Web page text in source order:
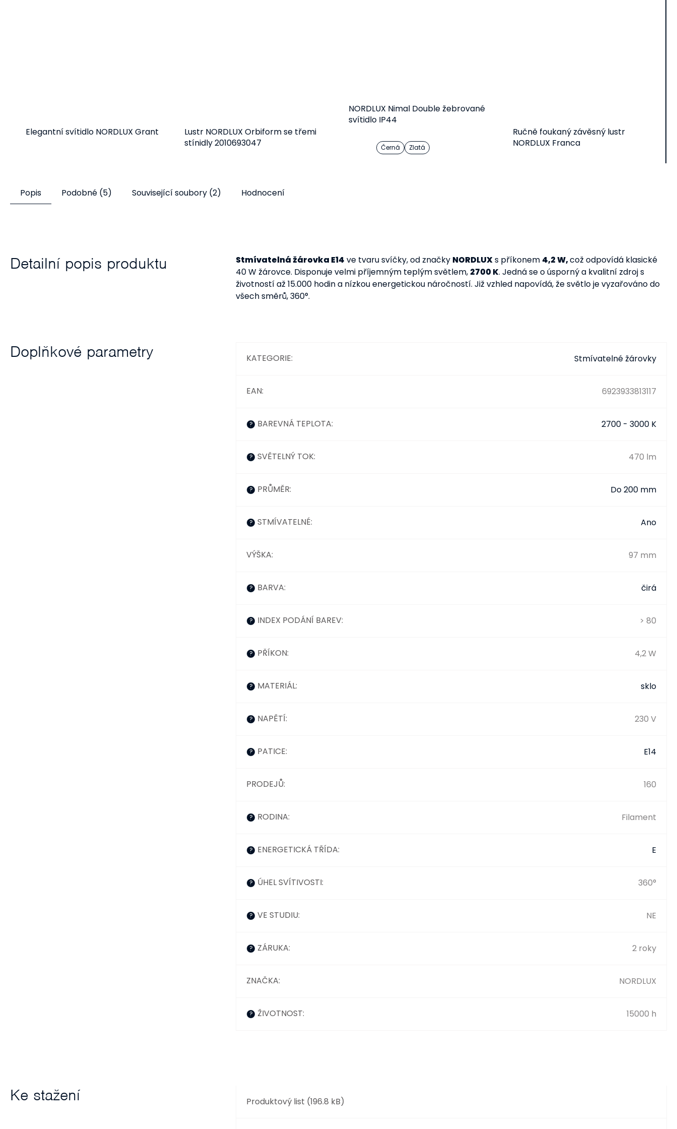
Elegantní svítidlo NORDLUX Grant
od 1 128 Kč
Lustr NORDLUX Orbiform se třemi
stínidly 2010693047
2 729 Kč
NORDLUX Nimal Double žebrované
svítidlo IP44
Černá Zlatá
Ručně foukaný závěsný lustr
NORDLUX Franca
Popis
Podobné (5) Související soubory (2) Hodnocení
Detailní popis produktu Stmívatelná žárovka E14 ve tvaru svíčky, od značky NORDLUXs příkonem 4,2 W,což odpovídá klasické
40 W žárovce. Disponuje velmi příjemným teplým světlem, 2700 K. Jedná se o úsporný a kvalitní zdroj s
životností až 15.000 hodin a nízkou energetickou náročností. Již vzhled napovídá, že světlo je vyzařováno do
všech směrů, 360°.
Doplňkové parametry KATEGORIE: Stmívatelné žárovky
EAN: 6923933813117
? BAREVNÁ TEPLOTA: 2700 - 3000 K
? SVĚTELNÝ TOK: 470 lm
? PRŮMĚR: Do 200 mm
? STMÍVATELNÉ: Ano
VÝŠKA: 97 mm
? BARVA: čirá
? INDEX PODÁNÍ BAREV: > 80
? PŘÍKON: 4,2 W
? MATERIÁL: sklo
? NAPĚTÍ: 230 V
? PATICE: E14
PRODEJŮ: 160
? RODINA: Filament
? ENERGETICKÁ TŘÍDA: E
? ÚHEL SVÍTIVOSTI: 360°
? VE STUDIU: NE
? ZÁRUKA: 2 roky
ZNAČKA: NORDLUX
? ŽIVOTNOST: 15000 h
Ke stažení Produktový list (196.8 kB)